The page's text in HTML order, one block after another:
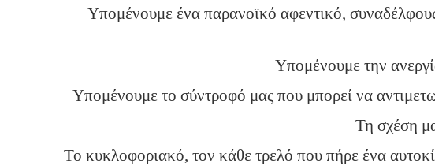
Υπομένουμε ένα παρανοϊκό αφεντικό,
Υπομένουμε την
Υπομένουμε το σύντροφό μας που μπορεί να
Τη σχέση
Το κυκλοφοριακό, τον κάθε τρελό που πήρε ένα